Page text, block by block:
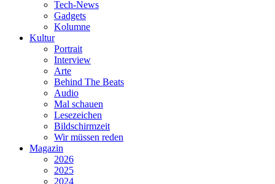
Tech-News
Gadgets
Kolumne
Kultur
Portrait
Interview
Arte
Behind The Beats
Audio
Mal schauen
Lesezeichen
Bildschirmzeit
Wir müssen reden
Magazin
2026
2025
2024